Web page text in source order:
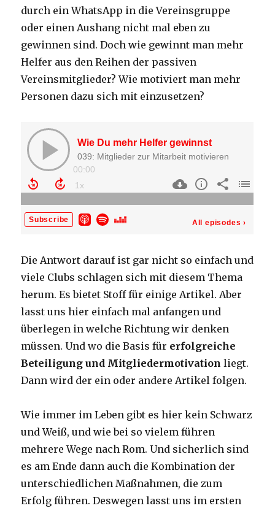
durch ein WhatsApp in die Vereinsgruppe
oder einen Aushang nicht mal eben zu
gewinnen sind. Doch wie gewinnt man mehr
Helfer aus den Reihen der passiven
Vereinsmitglieder? Wie motiviert man mehr
Personen dazu sich mit einzusetzen?
Die Antwort darauf ist gar nicht so einfach und
viele Clubs schlagen sich mit diesem Thema
herum. Es bietet Stoff für einige Artikel. Aber
lasst uns hier einfach mal anfangen und
überlegen in welche Richtung wir denken
müssen. Und wo die Basis für erfolgreiche
Beteiligung und Mitgliedermotivation liegt.
Dann wird der ein oder andere Artikel folgen.
Wie immer im Leben gibt es hier kein Schwarz
und Weiß, und wie bei so vielem führen
mehrere Wege nach Rom. Und sicherlich sind
es am Ende dann auch die Kombination der
unterschiedlichen Maßnahmen, die zum
Erfolg führen. Deswegen lasst uns im ersten